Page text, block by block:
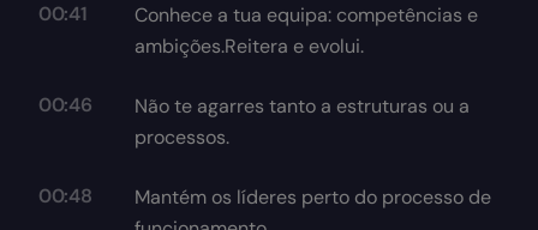
00:41
Conhece a tua equipa: competências e
ambições.Reitera e evolui.
00:46
Não te agarres tanto a estruturas ou a
processos.
00:48
Mantém os líderes perto do processo de